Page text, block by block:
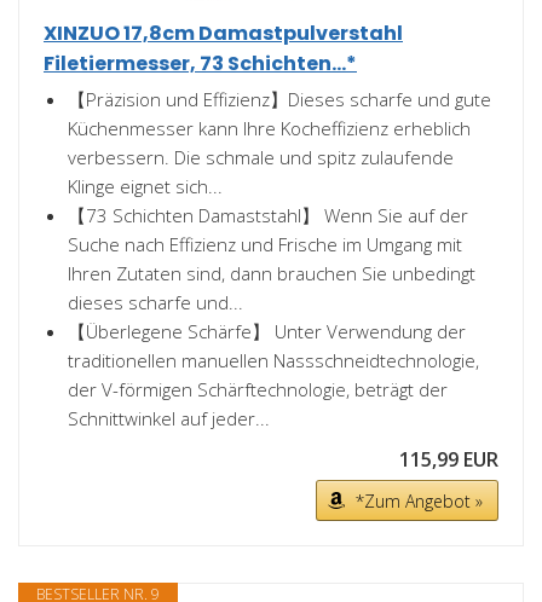
XINZUO 17,8cm Damastpulverstahl
Filetiermesser, 73 Schichten...*
【Präzision und Effizienz】Dieses scharfe und gute
Küchenmesser kann Ihre Kocheffizienz erheblich
verbessern. Die schmale und spitz zulaufende
Klinge eignet sich...
【73 Schichten Damaststahl】 Wenn Sie auf der
Suche nach Effizienz und Frische im Umgang mit
Ihren Zutaten sind, dann brauchen Sie unbedingt
dieses scharfe und...
【Überlegene Schärfe】 Unter Verwendung der
traditionellen manuellen Nassschneidtechnologie,
der V-förmigen Schärftechnologie, beträgt der
Schnittwinkel auf jeder...
115,99 EUR
*Zum Angebot »
BESTSELLER NR. 9